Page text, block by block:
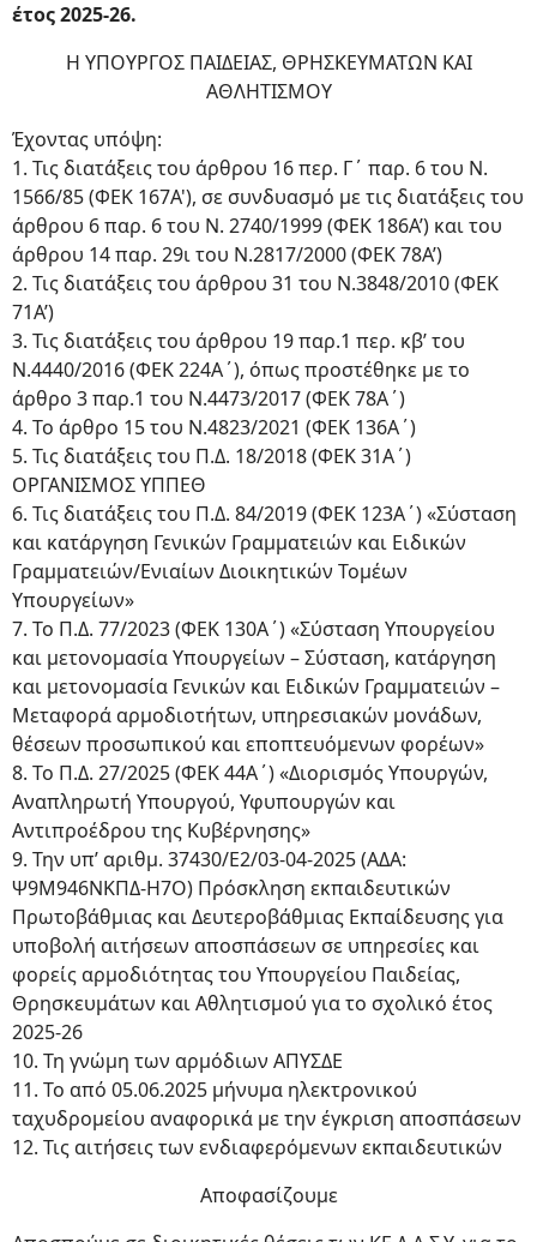
έτος 2025-26.
Η ΥΠΟΥΡΓΟΣ ΠΑΙΔΕΙΑΣ, ΘΡΗΣΚΕΥΜΑΤΩΝ ΚΑΙ
ΑΘΛΗΤΙΣΜΟΥ
Έχοντας υπόψη:
1. Τις διατάξεις του άρθρου 16 περ. Γ΄ παρ. 6 του Ν.
1566/85 (ΦΕΚ 167Α'), σε συνδυασμό με τις διατάξεις του
άρθρου 6 παρ. 6 του Ν. 2740/1999 (ΦΕΚ 186Α’) και του
άρθρου 14 παρ. 29ι του Ν.2817/2000 (ΦΕΚ 78Α’)
2. Τις διατάξεις του άρθρου 31 του Ν.3848/2010 (ΦΕΚ
71Α’)
3. Τις διατάξεις του άρθρου 19 παρ.1 περ. κβ’ του
Ν.4440/2016 (ΦΕΚ 224Α΄), όπως προστέθηκε με το
άρθρο 3 παρ.1 του Ν.4473/2017 (ΦΕΚ 78Α΄)
4. Το άρθρο 15 του Ν.4823/2021 (ΦΕΚ 136Α΄)
5. Τις διατάξεις του Π.Δ. 18/2018 (ΦΕΚ 31Α΄)
ΟΡΓΑΝΙΣΜΟΣ ΥΠΠΕΘ
6. Τις διατάξεις του Π.Δ. 84/2019 (ΦΕΚ 123Α΄) «Σύσταση
και κατάργηση Γενικών Γραμματειών και Ειδικών
Γραμματειών/Ενιαίων Διοικητικών Τομέων
Υπουργείων»
7. Το Π.Δ. 77/2023 (ΦΕΚ 130Α΄) «Σύσταση Υπουργείου
και μετονομασία Υπουργείων – Σύσταση, κατάργηση
και μετονομασία Γενικών και Ειδικών Γραμματειών –
Μεταφορά αρμοδιοτήτων, υπηρεσιακών μονάδων,
θέσεων προσωπικού και εποπτευόμενων φορέων»
8. Το Π.Δ. 27/2025 (ΦΕΚ 44Α΄) «Διορισμός Υπουργών,
Αναπληρωτή Υπουργού, Υφυπουργών και
Αντιπροέδρου της Κυβέρνησης»
9. Την υπ’ αριθμ. 37430/E2/03-04-2025 (ΑΔΑ:
Ψ9Μ946ΝΚΠΔ-Η7Ο) Πρόσκληση εκπαιδευτικών
Πρωτοβάθμιας και Δευτεροβάθμιας Εκπαίδευσης για
υποβολή αιτήσεων αποσπάσεων σε υπηρεσίες και
φορείς αρμοδιότητας του Υπουργείου Παιδείας,
Θρησκευμάτων και Αθλητισμού για το σχολικό έτος
2025-26
10. Τη γνώμη των αρμόδιων ΑΠΥΣΔΕ
11. Το από 05.06.2025 μήνυμα ηλεκτρονικού
ταχυδρομείου αναφορικά με την έγκριση αποσπάσεων
12. Τις αιτήσεις των ενδιαφερόμενων εκπαιδευτικών
Αποφασίζουμε